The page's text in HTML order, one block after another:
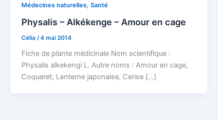
Médecines naturelles,Santé
Physalis – Alkékenge – Amour en cage
Célia /4 mai 2014
Fiche de plante médicinale Nom scientifique :
Physalis alkekengi L. Autre noms : Amour en cage,
Coqueret, Lanterne japonaise, Cerise […]